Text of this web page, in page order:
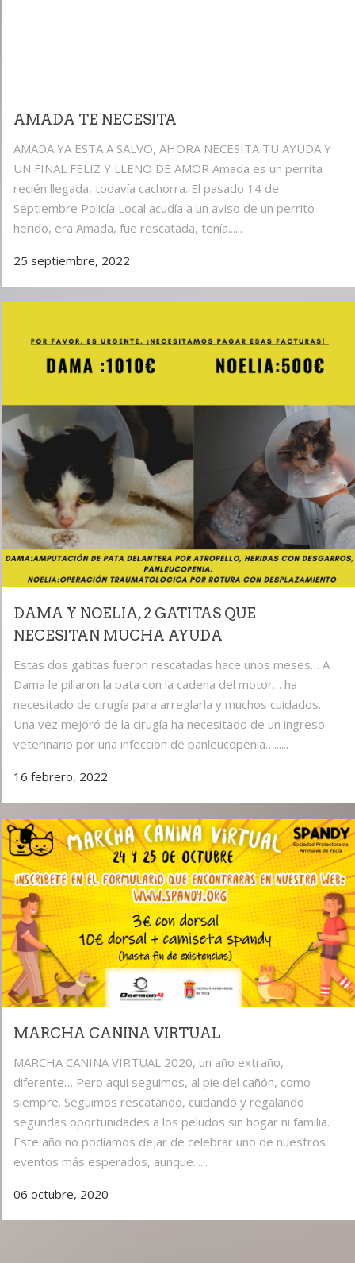
AMADA TE NECESITA
AMADA YA ESTA A SALVO, AHORA NECESITA TU AYUDA Y
UN FINAL FELIZ Y LLENO DE AMOR Amada es un perrita
recién llegada, todavía cachorra. El pasado 14 de
Septiembre Policía Local acudía a un aviso de un perrito
herido, era Amada, fue rescatada, tenía......
25 septiembre, 2022
DAMA Y NOELIA, 2 GATITAS QUE
NECESITAN MUCHA AYUDA
Estas dos gatitas fueron rescatadas hace unos meses… A
Dama le pillaron la pata con la cadena del motor… ha
necesitado de cirugía para arreglarla y muchos cuidados.
Una vez mejoró de la cirugía ha necesitado de un ingreso
veterinario por una infección de panleucopenia…......
16 febrero, 2022
MARCHA CANINA VIRTUAL
MARCHA CANINA VIRTUAL 2020, un año extraño,
diferente… Pero aquí seguimos, al pie del cañón, como
siempre. Seguimos rescatando, cuidando y regalando
segundas oportunidades a los peludos sin hogar ni familia.
Este año no podíamos dejar de celebrar uno de nuestros
eventos más esperados, aunque......
06 octubre, 2020